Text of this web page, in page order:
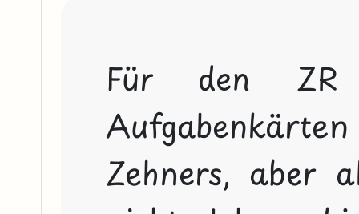
Für den
Zehners, aber